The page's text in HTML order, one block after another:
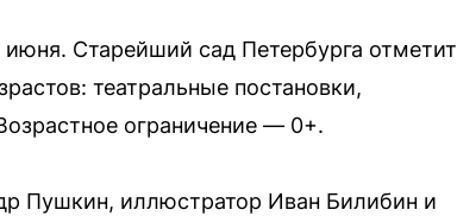
Старейший сад Петербурга отметит
театральные постановки,
ограничение — 0+.
Пушкин, иллюстратор Иван Билибин и